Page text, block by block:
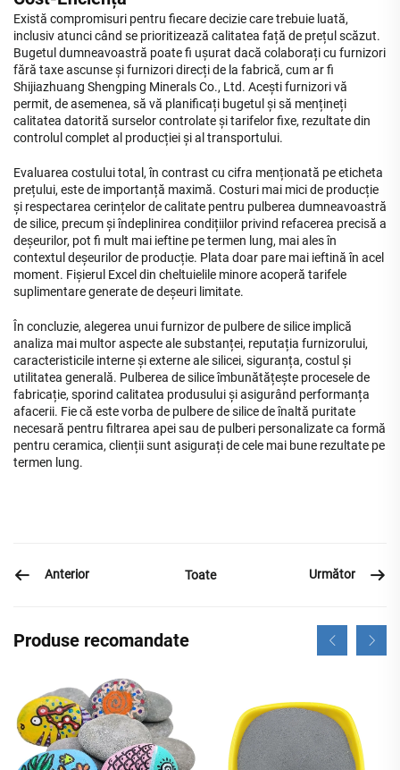
Există compromisuri pentru fiecare decizie care trebuie luată,
inclusiv atunci când se prioritizează calitatea față de prețul scăzut.
Bugetul dumneavoastră poate fi ușurat dacă colaborați cu furnizori
fără taxe ascunse și furnizori direcți de la fabrică, cum ar fi
Shijiazhuang Shengping Minerals Co., Ltd. Acești furnizori vă
permit, de asemenea, să vă planificați bugetul și să mențineți
calitatea datorită surselor controlate și tarifelor fixe, rezultate din
controlul complet al producției și al transportului.
Evaluarea costului total, în contrast cu cifra menționată pe eticheta
prețului, este de importanță maximă. Costuri mai mici de producție
și respectarea cerințelor de calitate pentru pulberea dumneavoastră
de silice, precum și îndeplinirea condițiilor privind refacerea precisă a
deșeurilor, pot fi mult mai ieftine pe termen lung, mai ales în
contextul deșeurilor de producție. Plata doar pare mai ieftină în acel
moment. Fișierul Excel din cheltuielile minore acoperă tarifele
suplimentare generate de deșeuri limitate.
În concluzie, alegerea unui furnizor de pulbere de silice implică
analiza mai multor aspecte ale substanței, reputația furnizorului,
caracteristicile interne și externe ale silicei, siguranța, costul și
utilitatea generală. Pulberea de silice îmbunătățește procesele de
fabricație, sporind calitatea produsului și asigurând performanța
afacerii. Fie că este vorba de pulbere de silice de înaltă puritate
necesară pentru filtrarea apei sau de pulberi personalizate ca formă
pentru ceramica, clienții sunt asigurați de cele mai bune rezultate pe
termen lung.
Anterior Toate Următor
Produse recomandate